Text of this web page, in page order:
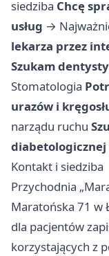
siedziba Chcę
usług →
lekarza przez
Szukam
Stomatologia
urazów i
narządu ruchu
diabetologicznej
Kontakt i siedziba
Przychodnia
Maratońska 71 w
dla pacjentów
korzystających z